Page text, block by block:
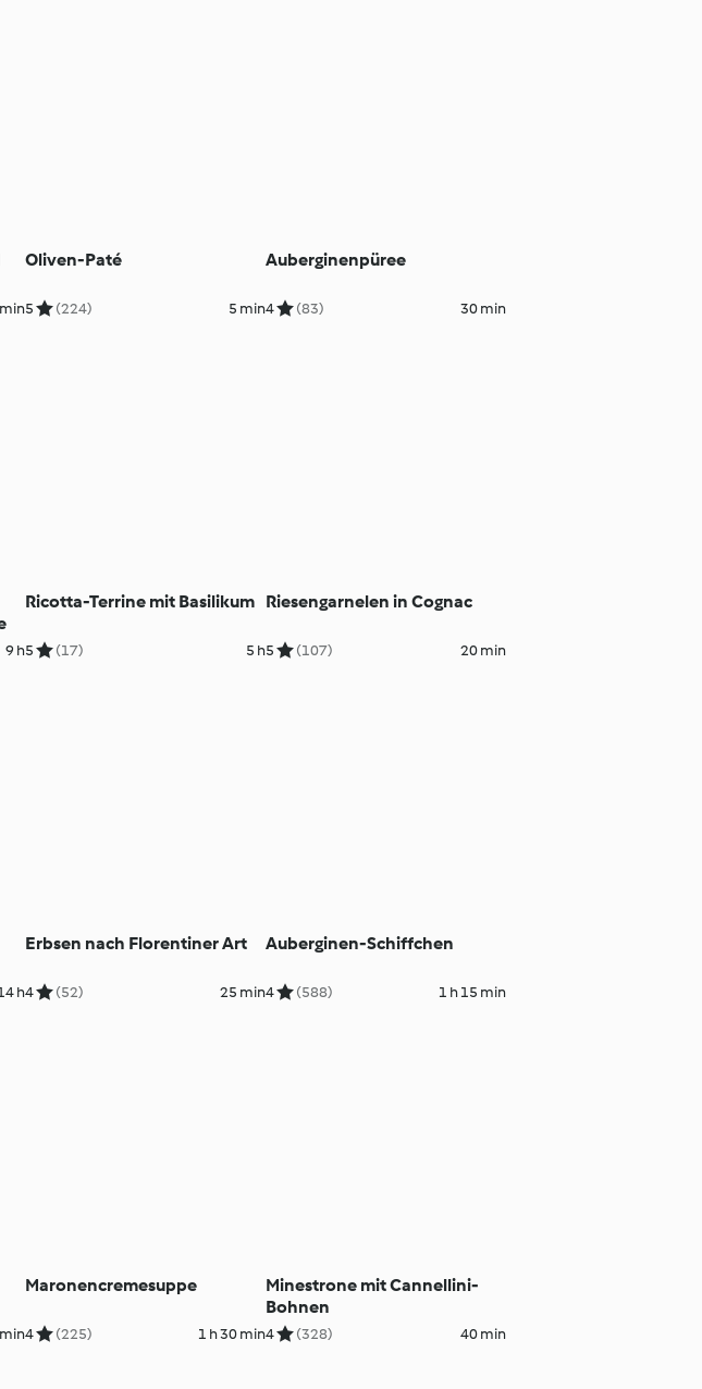
Oliven-Paté
5 (224) 5 min
Auberginenpüree
4 (83) 30 min
9 h
Ricotta-Terrine mit Basilikum
5 (17) 5 h
Riesengarnelen in Cognac
5 (107) 20 min
h
Erbsen nach Florentiner Art
4 (52) 25 min
Auberginen-Schiffchen
4 (588) 1 h 15 min
Maronencremesuppe
4 (225) 1 h 30 min
Minestrone mit Cannellini-
Bohnen
4 (328) 40 min